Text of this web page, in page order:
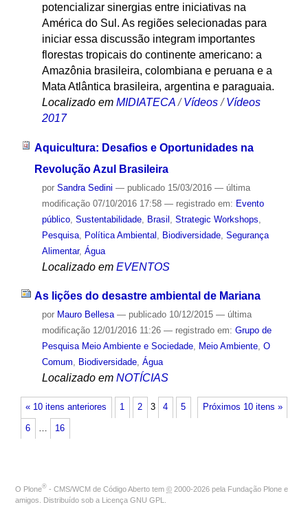
potencializar sinergias entre iniciativas na
América do Sul. As regiões selecionadas para
iniciar essa discussão integram importantes
florestas tropicais do continente americano: a
Amazônia brasileira, colombiana e peruana e a
Mata Atlântica brasileira, argentina e paraguaia.
Localizado em MIDIATECA /Vídeos /Vídeos
2017
Aquicultura: Desafios e Oportunidades na
Revolução Azul Brasileira
por Sandra Sedini — publicado15/03/2016 — última
modificação07/10/2016 17:58 — registrado em: Evento
público, Sustentabilidade, Brasil Strategic Workshops
Pesquisa, Política Ambiental Biodiversidade, Segurança
Alimentar, Água
Localizado em EVENTOS
As lições do desastre ambiental de Mariana
por Mauro Bellesa — publicado10/12/2015 — última
modificação12/01/2016 11:26 — registrado em: Grupo de
Pesquisa Meio Ambiente e Sociedade, Meio Ambiente, O
Comum, Biodiversidade, Água
Localizado em NOTÍCIAS
« 10 itens anteriores Próximos 10 itens »
1 2 3 4 5
6 … 16
O Plone® - CMS/WCM de Código Aberto tem © 2000-2026 pela Fundação Plone e
amigos. Distribuído sob a Licença GNU GPL